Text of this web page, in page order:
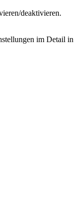
deaktivieren.
im Detail in